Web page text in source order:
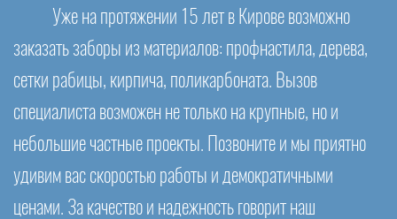
Уже на протяжении 15 лет в Кирове возможно
заказать заборы из материалов: профнастила, дерева,
сетки рабицы, кирпича, поликарбоната. Вызов
специалиста возможен не только на крупные, но и
небольшие частные проекты. Позвоните и мы приятно
удивим вас скоростью работы и демократичными
ценами. За качество и надежность говорит наш